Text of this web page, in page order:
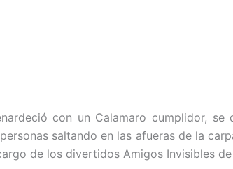
con un Calamaro cumplidor,
saltando en las afueras de la
de los divertidos Amigos Invisibles de